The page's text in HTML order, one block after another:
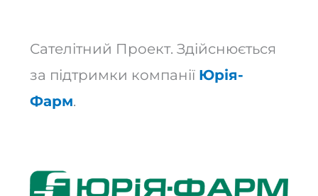
Сателітний Проект. Здійснюється
за підтримки компанії Юрія-
Фарм.